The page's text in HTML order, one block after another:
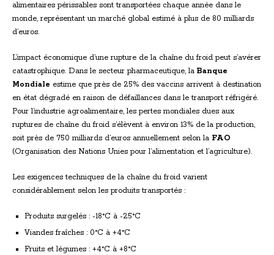
alimentaires périssables sont transportées chaque année dans le
monde, représentant un marché global estimé à plus de 80 milliards
d’euros.
L’impact économique d’une rupture de la chaîne du froid peut s’avérer
catastrophique. Dans le secteur pharmaceutique, la Banque
Mondiale estime que près de 25% des vaccins arrivent à destination
en état dégradé en raison de défaillances dans le transport réfrigéré.
Pour l’industrie agroalimentaire, les pertes mondiales dues aux
ruptures de chaîne du froid s’élèvent à environ 13% de la production,
soit près de 750 milliards d’euros annuellement selon la FAO
(Organisation des Nations Unies pour l’alimentation et l’agriculture).
Les exigences techniques de la chaîne du froid varient
considérablement selon les produits transportés :
Produits surgelés : -18°C à -25°C
Viandes fraîches : 0°C à +4°C
Fruits et légumes : +4°C à +8°C